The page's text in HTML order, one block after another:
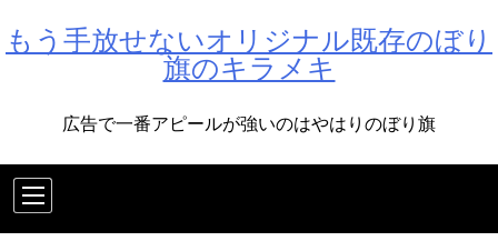
toもう手放せないオリジナル既存のぼり
旗のキラメキ
広告で一番アピールが強いのはやはりのぼり旗